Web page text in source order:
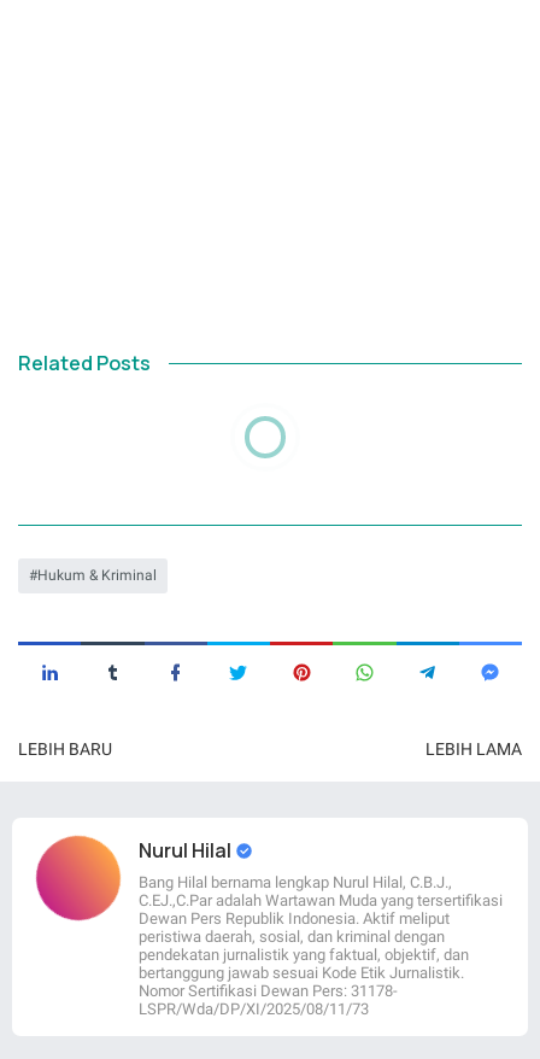
Related Posts
Hukum & Kriminal
LEBIH BARU LEBIH LAMA
Nurul Hilal
Bang Hilal bernama lengkap Nurul Hilal, C.B.J.,
C.EJ.,C.Par adalah Wartawan Muda yang tersertifikasi
Dewan Pers Republik Indonesia. Aktif meliput
peristiwa daerah, sosial, dan kriminal dengan
pendekatan jurnalistik yang faktual, objektif, dan
bertanggung jawab sesuai Kode Etik Jurnalistik.
Nomor Sertifikasi Dewan Pers: 31178-
LSPR/Wda/DP/XI/2025/08/11/73